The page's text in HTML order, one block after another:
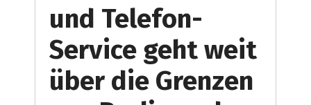
und Telefon-
Service geht weit
über die Grenzen